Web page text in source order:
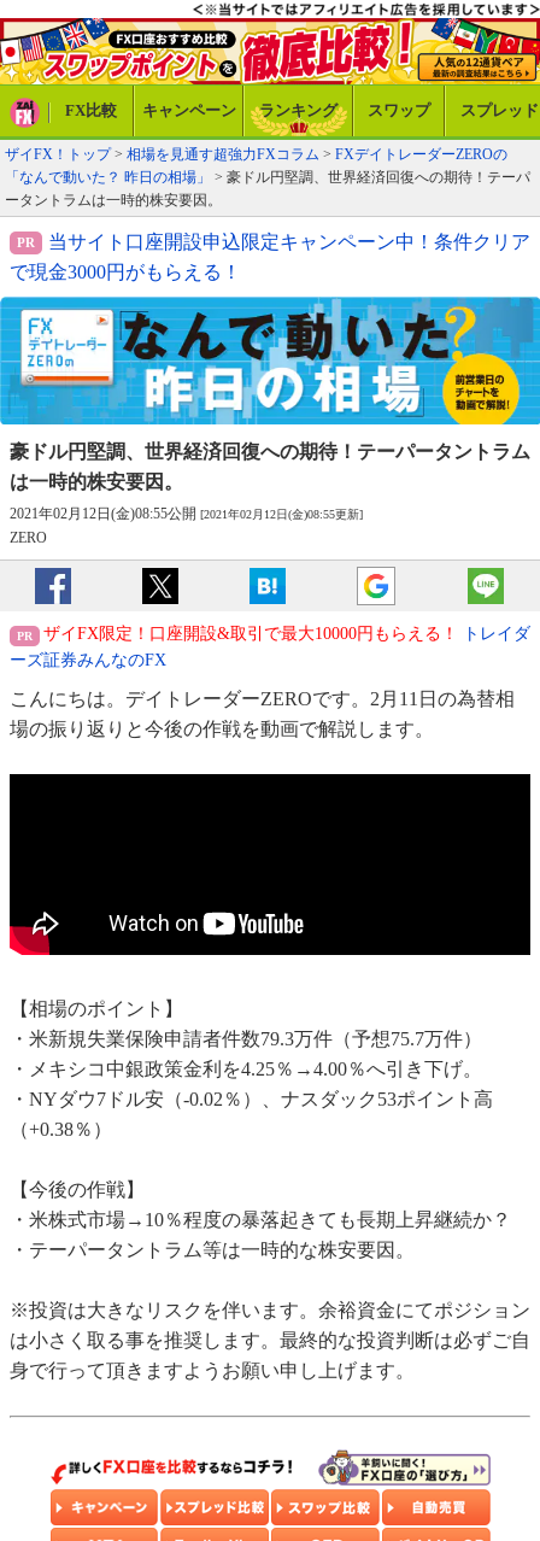
FX比較 キャンペーン ランキング スワップ スプレッド
ザイFX！トップ> 相場を見通す超強力FXコラム > FXデイトレーダーZEROの
「なんで動いた？ 昨日の相場」
> 豪ドル円堅調、世界経済回復への期待！テーパ
ータントラムは一時的株安要因。
当サイト口座開設申込限定キャンペーン中！条件クリア
で現金3000円がもらえる！
豪ドル円堅調、世界経済回復への期待！ テーパータントラム
は一時的株安要因。
2021年02月12日(金)08:55公開 [2021年02月12日(金)08:55更新]
ZERO
ザイFX限定！口座開設&取引で最大10000円もらえる！
トレイダ
ーズ証券みんなのFX
こんにちは。デイトレーダーZEROです。2月11日の為替相
場の振り返りと今後の作戦を動画で解説します。
【相場のポイント】
・米新規失業保険申請者件数79.3万件（予想75.7万件）
・メキシコ中銀政策金利を4.25％→4.00％へ引き下げ。
・NYダウ7ドル安（-0.02％）、ナスダック53ポイント高
（+0.38％）
【今後の作戦】
・米株式市場→10％程度の暴落起きても長期上昇継続か？
・テーパータントラム等は一時的な株安要因。
※投資は大きなリスクを伴います。余裕資金にてポジション
は小さく取る事を推奨します。最終的な投資判断は必ずご自
身で行って頂きますようお願い申し上げます。